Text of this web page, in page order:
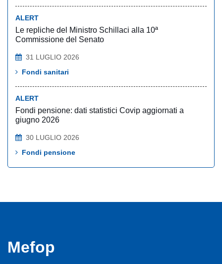
ALERT
Le repliche del Ministro Schillaci alla 10ª
Commissione del Senato
31 LUGLIO 2026
Fondi sanitari
ALERT
Fondi pensione: dati statistici Covip aggiornati a
giugno 2026
30 LUGLIO 2026
Fondi pensione
Mefop